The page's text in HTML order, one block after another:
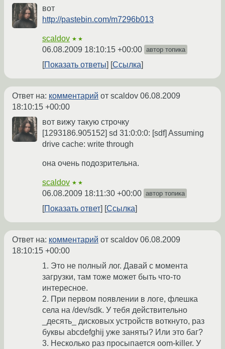
вот
http://pastebin.com/m7296b013
scaldov ★★
06.08.2009 18:10:15 +00:00 автор топика
Показать ответы Ссылка
Ответ на: комментарий от scaldov 06.08.2009
18:10:15 +00:00
вот вижу такую строчку
[1293186.905152] sd 31:0:0:0: [sdf] Assuming
drive cache: write through
она очень подозрительна.
scaldov ★★
06.08.2009 18:11:30 +00:00 автор топика
Показать ответ Ссылка
Ответ на: комментарий от scaldov 06.08.2009
18:10:15 +00:00
1. Это не полный лог. Давай с момента
загрузки, там тоже может быть что-то
интересное.
2. При первом появлении в логе, флешка
села на /dev/sdk. У тебя действительно
_десять_ дисковых устройств воткнуто, раз
буквы abcdefghij уже заняты? Или это баг?
3. Несколько раз просыпается oom-killer. У